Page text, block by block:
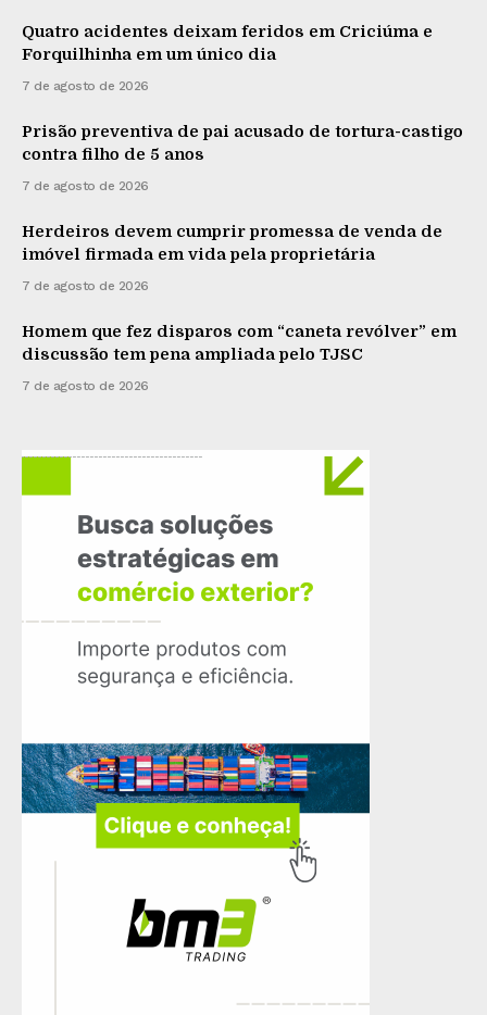
Quatro acidentes deixam feridos em Criciúma e
Forquilhinha em um único dia
7 de agosto de 2026
Prisão preventiva de pai acusado de tortura-castigo
contra filho de 5 anos
7 de agosto de 2026
Herdeiros devem cumprir promessa de venda de
imóvel firmada em vida pela proprietária
7 de agosto de 2026
Homem que fez disparos com “caneta revólver” em
discussão tem pena ampliada pelo TJSC
7 de agosto de 2026